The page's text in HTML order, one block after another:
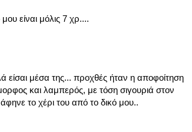
είναι μόλις 7 χρ....
μέσα της... προχθές ήταν η αποφοίτηση
και λαμπερός, με τόση σιγουριά στον
το χέρι του από το δικό μου..